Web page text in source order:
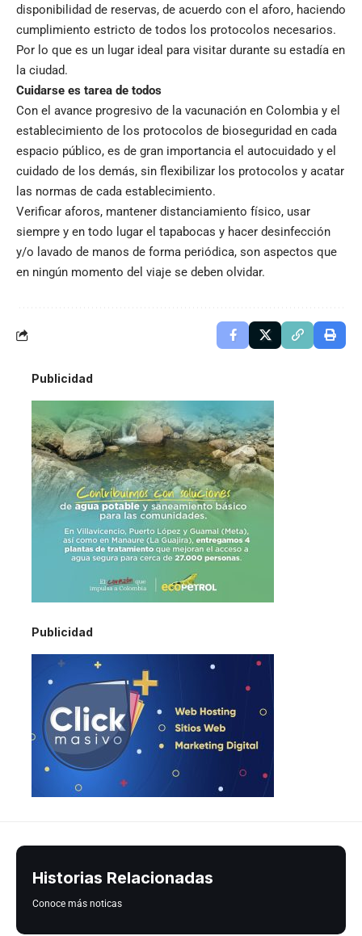
disponibilidad de reservas, de acuerdo con el aforo, haciendo
cumplimiento estricto de todos los protocolos necesarios.
Por lo que es un lugar ideal para visitar durante su estadía en
la ciudad.
Cuidarse es tarea de todos
Con el avance progresivo de la vacunación en Colombia y el
establecimiento de los protocolos de bioseguridad en cada
espacio público, es de gran importancia el autocuidado y el
cuidado de los demás, sin flexibilizar los protocolos y acatar
las normas de cada establecimiento.
Verificar aforos, mantener distanciamiento físico, usar
siempre y en todo lugar el tapabocas y hacer desinfección
y/o lavado de manos de forma periódica, son aspectos que
en ningún momento del viaje se deben olvidar.
Publicidad
Publicidad
Historias Relacionadas
Conoce más noticas